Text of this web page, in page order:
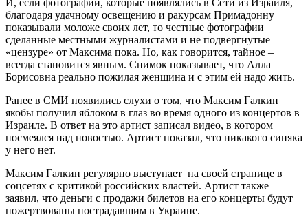
благодаря удачному освещению и ракурсам Примадонну
показывали моложе своих лет, то честные фотографии
сделанные местными журналистами и не подвергнутые
«цензуре» от Максима пока. Но, как говорится, тайное –
всегда становится явным. Снимок показывает, что Алла
Борисовна реально пожилая женщина и с этим ей надо жить.
Ранее в СМИ появились слухи о том, что Максим Галкин
якобы получил яблоком в глаз во время одного из концертов в
Израиле. В ответ на это артист записал видео, в котором
посмеялся над новостью. Артист показал, что никакого синяка
у него нет.
Максим Галкин регулярно выступает на своей странице в
соцсетях с критикой российских властей. Артист также
заявил, что деньги с продажи билетов на его концерты будут
пожертвованы пострадавшим в Украине.